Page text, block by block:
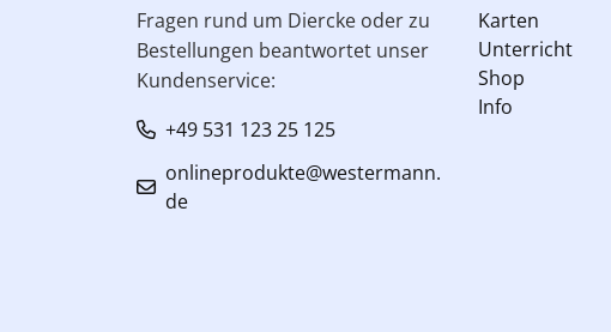
Fragen rund um Diercke oder zu
Bestellungen beantwortet unser
Kundenservice:
+49 531 123 25 125
onlineprodukte@westermann.
de
Karten
Unterricht
Shop
Info